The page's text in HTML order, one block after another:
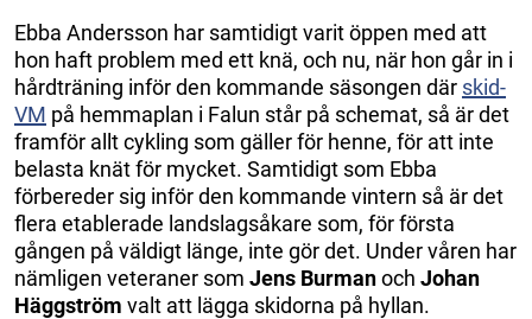
Ebba Andersson har samtidigt varit öppen med att
hon haft problem med ett knä, och nu, när hon går in i
hårdträning inför den kommande säsongen där skid-
VM på hemmaplan i Falun står på schemat, så är det
framför allt cykling som gäller för henne, för att inte
belasta knät för mycket. Samtidigt som Ebba
förbereder sig inför den kommande vintern så är det
flera etablerade landslagsåkare som, för första
gången på väldigt länge, inte gör det. Under våren har
nämligen veteraner som Jens Burmanoch Johan
Häggström valt att lägga skidorna på hyllan.